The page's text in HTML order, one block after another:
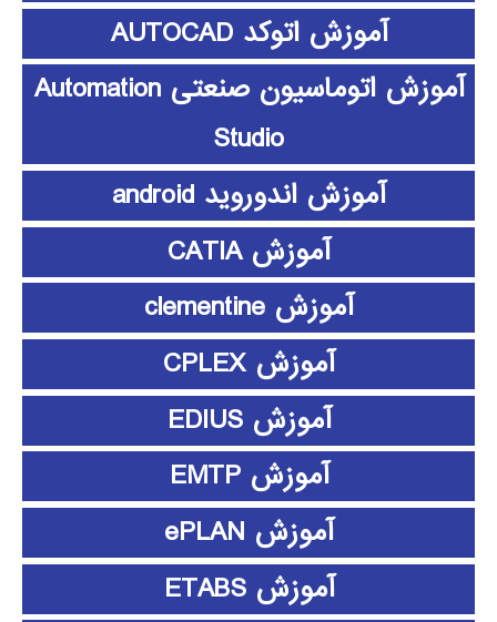
آموزش اتوکد AUTOCAD
آموزش اتوماسیون صنعتی Automation
Studio
آموزش اندوروید android
آموزش CATIA
آموزش clementine
آموزش CPLEX
آموزش EDIUS
آموزش EMTP
آموزش ePLAN
آموزش ETABS